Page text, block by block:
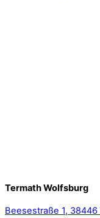
Termath Wolfsburg
Beesestraße 1, 38446